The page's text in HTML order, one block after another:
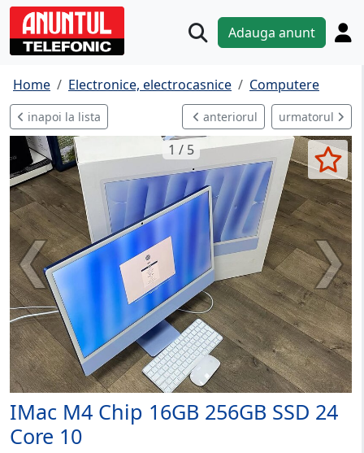
Adauga anunt
Home Electronice, electrocasnice Computere
inapoi la lista anteriorul urmatorul
1 / 5
IMac M4 Chip 16GB 256GB SSD 24
Core 10